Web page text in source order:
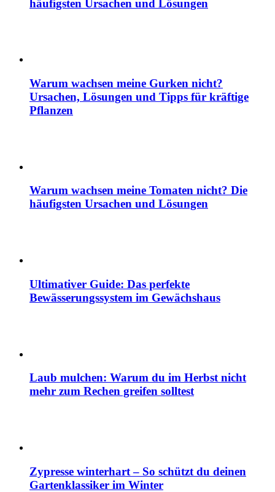
häufigsten Ursachen und Lösungen
Warum wachsen meine Gurken nicht?
Ursachen, Lösungen und Tipps für kräftige
Pflanzen
Warum wachsen meine Tomaten nicht? Die
häufigsten Ursachen und Lösungen
Ultimativer Guide: Das perfekte
Bewässerungssystem im Gewächshaus
Laub mulchen: Warum du im Herbst nicht
mehr zum Rechen greifen solltest
Zypresse winterhart – So schützt du deinen
Gartenklassiker im Winter